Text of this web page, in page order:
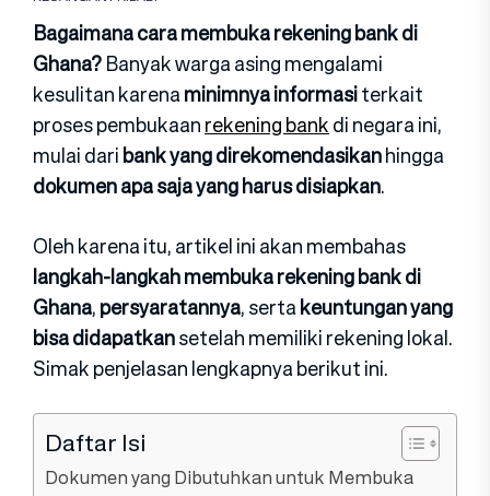
Bagaimana cara membuka rekening bank di
Ghana?Banyak warga asing mengalami
kesulitan karenaminimnya informasiterkait
proses pembukaanrekening bankdi negara ini,
mulai daribank yang direkomendasikanhingga
dokumen apa saja yang harus disiapkan.
Oleh karena itu, artikel ini akan membahas
langkah-langkah membuka rekening bank di
Ghana,persyaratannya, sertakeuntungan yang
bisa didapatkansetelah memiliki rekening lokal.
Simak penjelasan lengkapnya berikut ini.
Daftar Isi
Dokumen yang Dibutuhkan untuk Membuka